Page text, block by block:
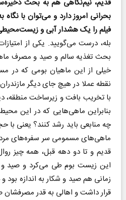
قدیم، نیم‌نگاهی هم به بحث
بحرانی امروز دارد و می‌توان با
فیلم را یک هشدار آبی و
بله، درست می‌گویید. یکی از
بحث تغذیه سالم و صید و مصرف
خیلی از این ماهیان بومی که در
نقطه عملا در هیچ جای دیگر
با تخریب بافت و زیرساخت منطقه،
بنابراین ماهی‌هایی که در این
چه منابعی باید رشد کنند؟ یعنی
ماهی‌های مسمومی سر سفره‌های
قدیم و تا دو دهه قبل، همه چیز
این زیست بوم طی می‌کرد و صید و
زمانی هم صید و شکار به اندازه
قرار داشت و اهالی به قدر مصرفشان